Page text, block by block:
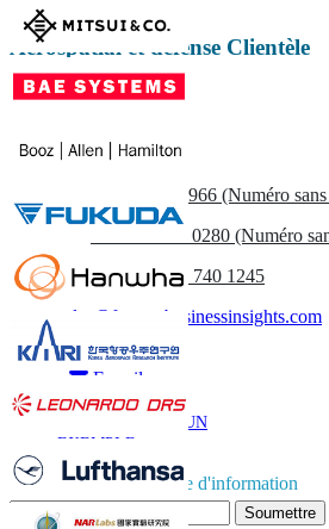
Aérospatial et défense Clientèle
Contactez-nous
+1 833 909 2966 (Numéro
+44 808 502 0280 (Numéro
(APAC) +91 744 740 1245
sales@fortunebusinessinsights.com
Appel
E-mail
TÉLÉCHARGER UN
EXEMPLE
Abonnez-vous à la lettre d'information
Soumettre